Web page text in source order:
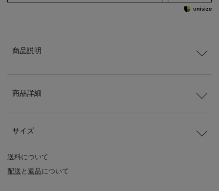
送料について
配送と返品について
商品説明
商品詳細
サイズ